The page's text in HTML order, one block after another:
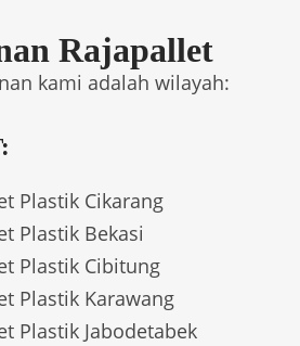
Rajapallet
kami adalah wilayah:
Plastik Cikarang
Plastik Bekasi
Plastik Cibitung
Plastik Karawang
Plastik Jabodetabek